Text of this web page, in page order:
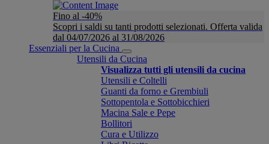
Fino al -40%
Scopri i saldi su tanti prodotti selezionati. Offerta valida
dal 04/07/2026 al 31/08/2026
Essenziali per la Cucina
Utensili da Cucina
Visualizza tutti gli utensili da cucina
Utensili e Coltelli
Guanti da forno e Grembiuli
Sottopentola e Sottobicchieri
Macina Sale e Pepe
Bollitori
Cura e Utilizzo